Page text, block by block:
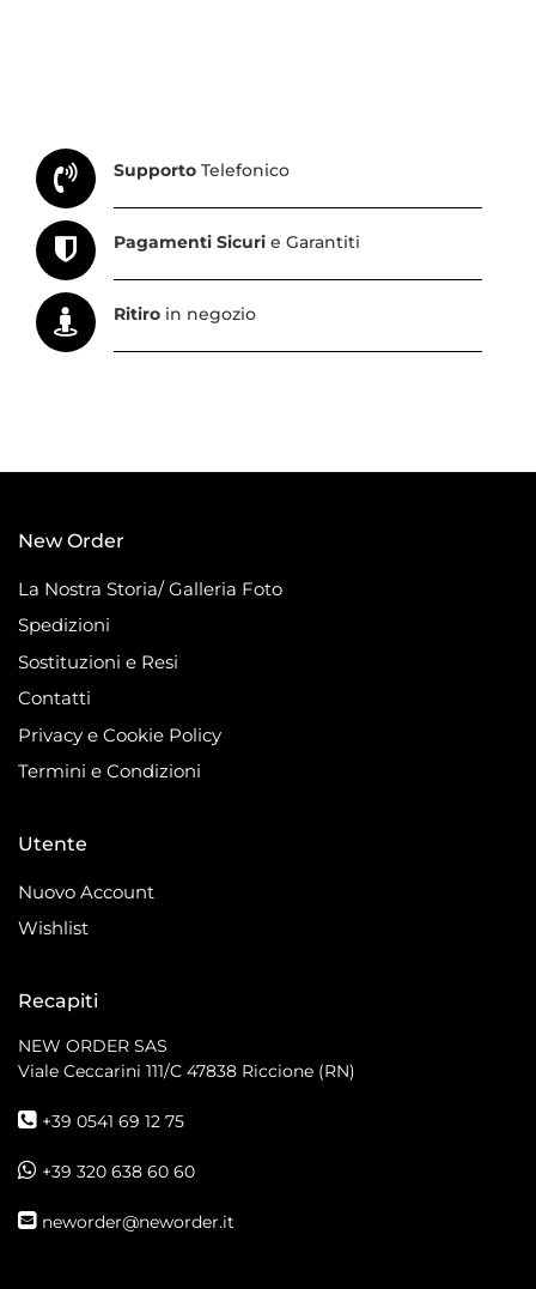
Supporto Telefonico
Pagamenti Sicuri e Garantiti
Ritiro in negozio
New Order
La Nostra Storia/ Galleria Foto
Spedizioni
Sostituzioni e Resi
Contatti
Privacy e Cookie Policy
Termini e Condizioni
Utente
Nuovo Account
Wishlist
Recapiti
NEW ORDER SAS
Viale Ceccarini 111/C 47838 Riccione (RN)
+39 0541 69 12 75
+39 320 638 60 60
neworder@neworder.it